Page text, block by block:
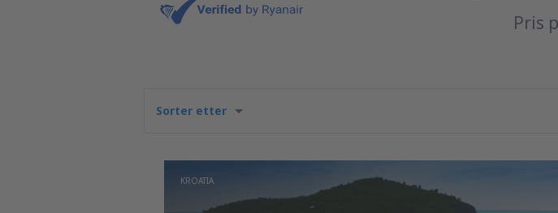
Pris
Sorter etter
KROATIA